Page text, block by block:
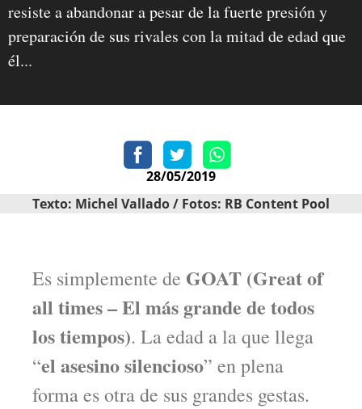
resiste a abandonar a pesar de la fuerte presión y
preparación de sus rivales con la mitad de edad que
él...
28/05/2019
Texto: Michel Vallado / Fotos: RB Content Pool
Es simplemente de GOAT (Great of
all times – El más grande de todos
los tiempos). La edad a la que llega
“el asesino silencioso” en plena
forma es otra de sus grandes gestas.